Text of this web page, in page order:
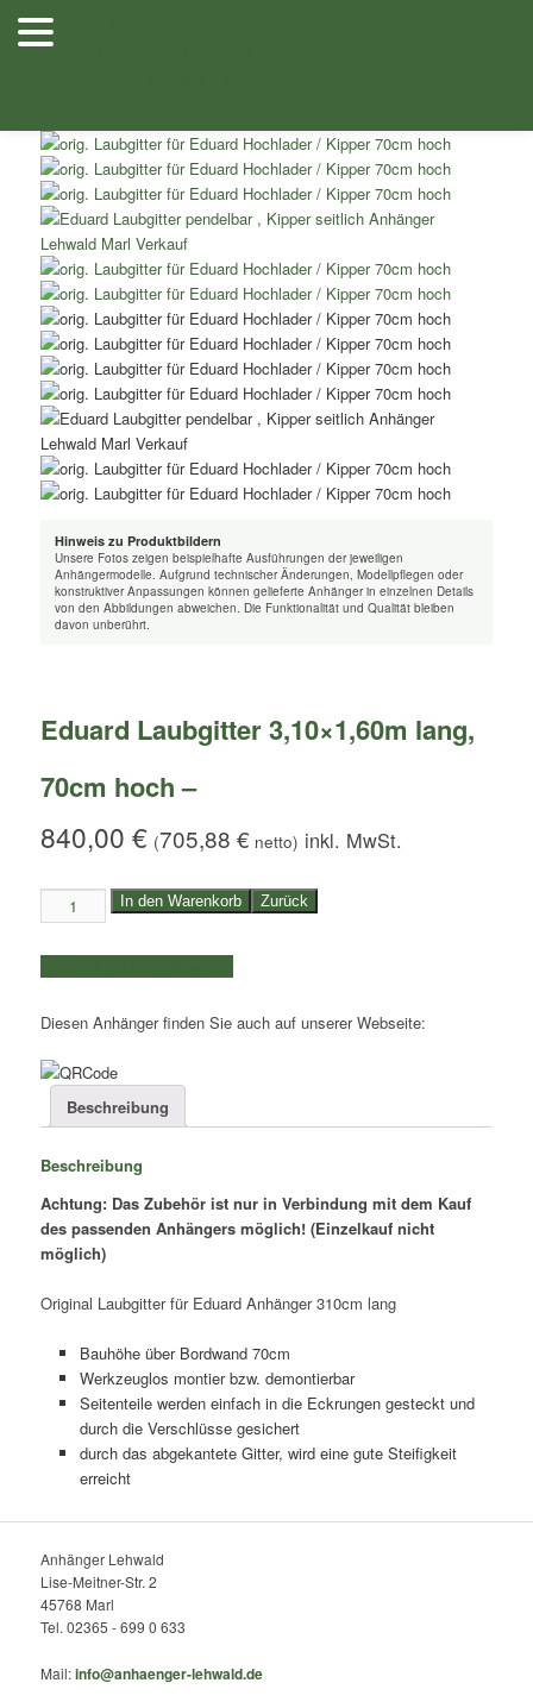
Zum
Inhalt
Shop
Hinweis zu Produktbildern
Unsere Fotos zeigen beispielhafte Ausführungen der jeweiligen
Anhängermodelle. Aufgrund technischer Änderungen, Modellpflegen oder
konstruktiver Anpassungen können gelieferte Anhänger in einzelnen Details
von den Abbildungen abweichen. Die Funktionalität und Qualität bleiben
davon unberührt.
Eduard Laubgitter 3,10×1,60m lang,
70cm hoch –
840,00€ (705,88€ netto)
Eduard
Laubgitter
3,10x1,60m
lang,
hoch
Menge
In den Warenkorb Zurück
Diesen Anhänger finden Sie auch auf unserer Webseite:
Beschreibung
Beschreibung
Achtung: Das Zubehör ist nur in Verbindung mit dem Kauf
des passenden Anhängers möglich! (Einzelkauf nicht
möglich)
Original Laubgitter für Eduard Anhänger 310cm lang
Bauhöhe über Bordwand 70cm
Werkzeuglos montier bzw. demontierbar
Seitenteile werden einfach in die Eckrungen gesteckt und
durch die Verschlüsse gesichert
durch das abgekantete Gitter, wird eine gute Steifigkeit
erreicht
Anhänger Lehwald
Lise-Meitner-Str. 2
45768 Marl
Tel. 02365 - 699 0 633
Mail:info@anhaenger-lehwald.de